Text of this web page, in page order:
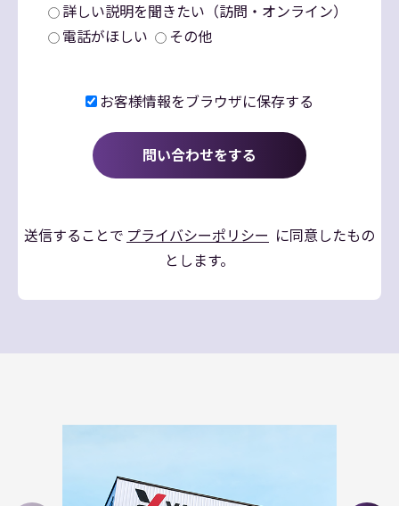
詳しい説明を聞きたい（訪問・オンライン）
電話がほしい
その他
お客様情報をブラウザに保存する
問い合わせをする
送信することで プライバシーポリシー に同意したもの
とします。